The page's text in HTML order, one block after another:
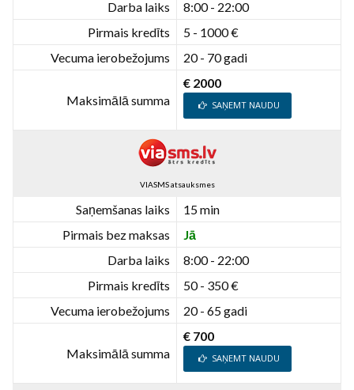
Darba laiks
8:00 - 22:00
Pirmais kredīts
5 - 1000 €
Vecuma ierobežojums
20 - 70 gadi
Maksimālā summa
€ 2000
SAŅEMT NAUDU
VIASMS atsauksmes
Saņemšanas laiks
15 min
Pirmais bez maksas
Jā
Darba laiks
8:00 - 22:00
Pirmais kredīts
50 - 350 €
Vecuma ierobežojums
20 - 65 gadi
Maksimālā summa
€ 700
SAŅEMT NAUDU